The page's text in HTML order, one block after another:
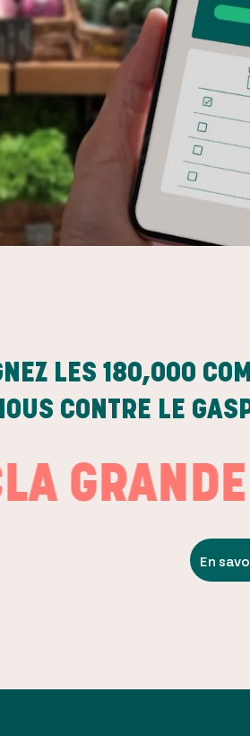
LES 180,000
CONTRE LE
En